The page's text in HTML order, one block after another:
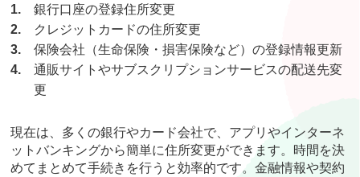
1.
銀行口座の登録住所変更
2.
クレジットカードの住所変更
3.
保険会社（生命保険・損害保険など）の登録情報更新
4.
通販サイトやサブスクリプションサービスの配送先変
更
現在は、多くの銀行やカード会社で、アプリやインターネ
ットバンキングから簡単に住所変更ができます。時間を決
めてまとめて手続きを行うと効率的です。金融情報や契約